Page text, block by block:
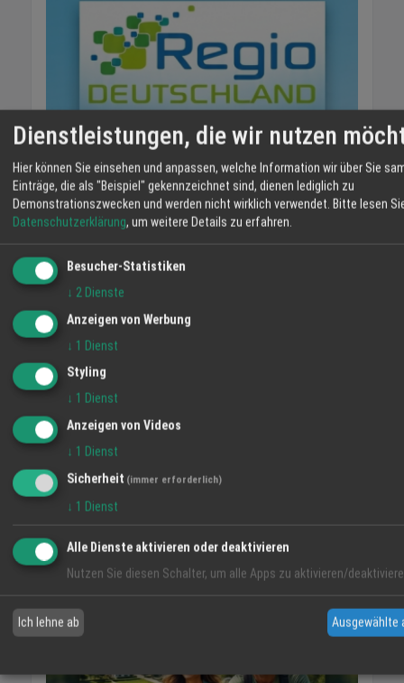
Dienstleistungen, die wir nutzen
Hier können Sie einsehen und anpassen, welche Information wir über Sie
Einträge, die als "Beispiel" gekennzeichnet sind, dienen lediglich zu
Demonstrationszwecken und werden nicht wirklich verwendet. Bitte lesen
Datenschutzerklärung, um weitere Details zu erfahren.
Besucher-Statistiken
↓ 2 Dienste
Anzeigen von Werbung
↓ 1 Dienst
Styling
↓ 1 Dienst
Anzeigen von Videos
↓ 1 Dienst
Sicherheit (immer erforderlich)
↓ 1 Dienst
Alle Dienste aktivieren oder deaktivieren
Nutzen Sie diesen Schalter, um alle Apps zu aktivieren/
Ich lehne ab Ausgewählte